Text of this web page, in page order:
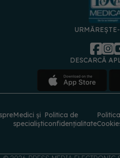
URMĂREȘTE-
Medici și Politica de
Politica
© 2026 PRESS MEDIA